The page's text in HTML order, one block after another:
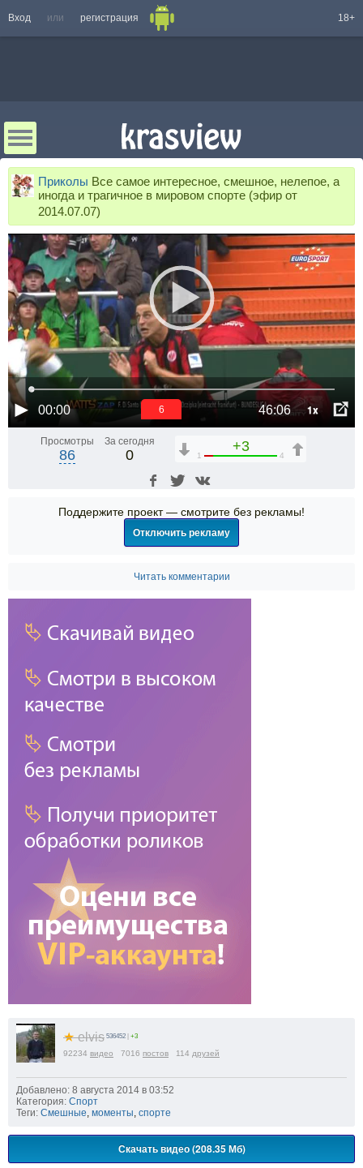
Вход или регистрация 18+
Приколы Все самое интересное, смешное, нелепое, а
иногда и трагичное в мировом спорте (эфир от
2014.07.07)
00:00 46:06 1x
6
Просмотры
86
За сегодня
0
+3
1 4
Поддержите проект — смотрите без рекламы!
Отключить рекламу
Читать комментарии
★elvis 536452 +3
92234 видео 7016 постов 114 друзей
Добавлено: 8 августа 2014 в 03:52
Категория: Спорт
Теги: Смешные, моменты, спорте
Скачать видео (208.35 Мб)